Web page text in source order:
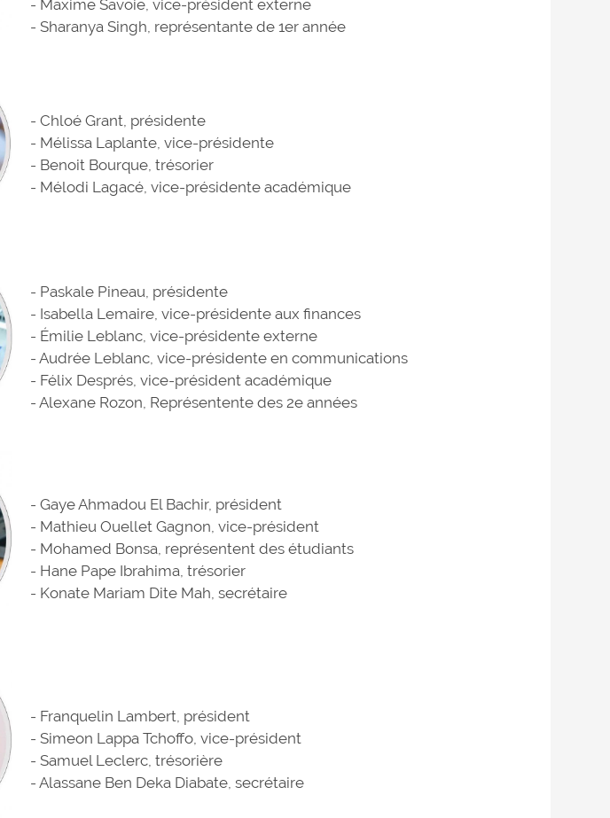
- Maxime Savoie, vice-président externe
- Sharanya Singh, représentante de 1er année
- Chloé Grant, présidente
- Mélissa Laplante, vice-présidente
- Benoit Bourque, trésorier
- Mélodi Lagacé, vice-présidente académique
- Paskale Pineau, présidente
- Isabella Lemaire, vice-présidente aux finances
- Émilie Leblanc, vice-présidente externe
- Audrée Leblanc, vice-présidente en communications
- Félix Després, vice-président académique
- Alexane Rozon, Représentente des 2e années
- Gaye Ahmadou El Bachir, président
- Mathieu Ouellet Gagnon, vice-président
- Mohamed Bonsa, représentent des étudiants
- Hane Pape Ibrahima, trésorier
- Konate Mariam Dite Mah, secrétaire
- Franquelin Lambert, président
- Simeon Lappa Tchoffo, vice-président
- Samuel Leclerc, trésorière
- Alassane Ben Deka Diabate, secrétaire